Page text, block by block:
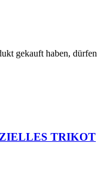
gekauft haben, dürfen
TRIKOT